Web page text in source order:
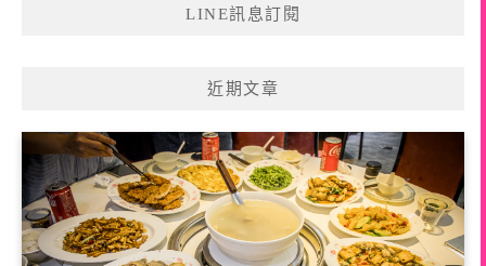
LINE訊息訂閱
近期文章